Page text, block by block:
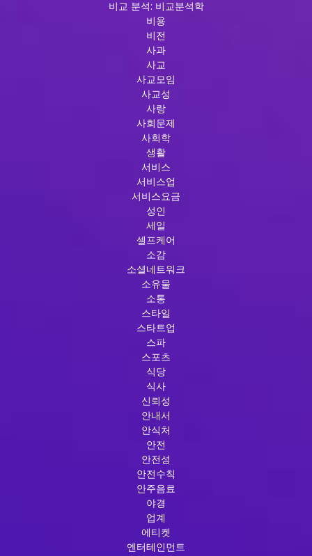
비교 분석: 비교분석학
비용
비전
사과
사교
사교모임
사교성
사랑
사회문제
사회학
생활
서비스
서비스업
서비스요금
성인
세일
셀프케어
소감
소셜네트워크
소유물
소통
스타일
스타트업
스파
스포츠
식당
식사
신뢰성
안내서
안식처
안전
안전성
안전수칙
안주음료
야경
업계
에티켓
엔터테인먼트